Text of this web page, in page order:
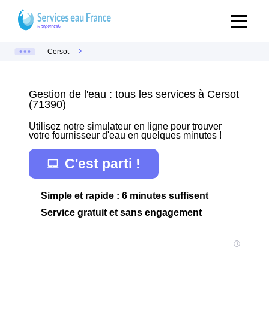
Cersot
Gestion de l'eau : tous les services à Cersot
(71390)
Utilisez notre simulateur en ligne pour trouver
votre fournisseur d'eau en quelques minutes !
C'est parti !
Simple et rapide : 6 minutes suffisent
Service gratuit et sans engagement